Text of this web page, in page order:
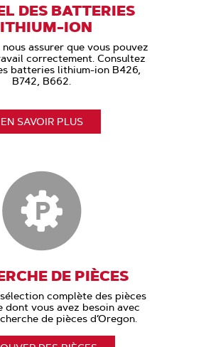
DES BATTERIES
ION
assurer que vous pouvez
correctement. Consultez
batteries lithium-ion B426,
B742, B662.
EN SAVOIR PLUS
DE PIÈCES
complète des pièces
dont vous avez besoin avec
de pièces d’Oregon.